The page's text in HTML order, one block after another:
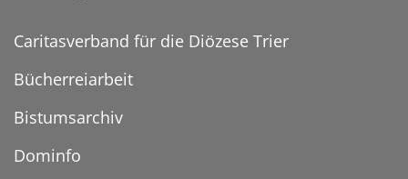
Caritasverband für die Diözese Trier
Bücherreiarbeit
Bistumsarchiv
Dominfo